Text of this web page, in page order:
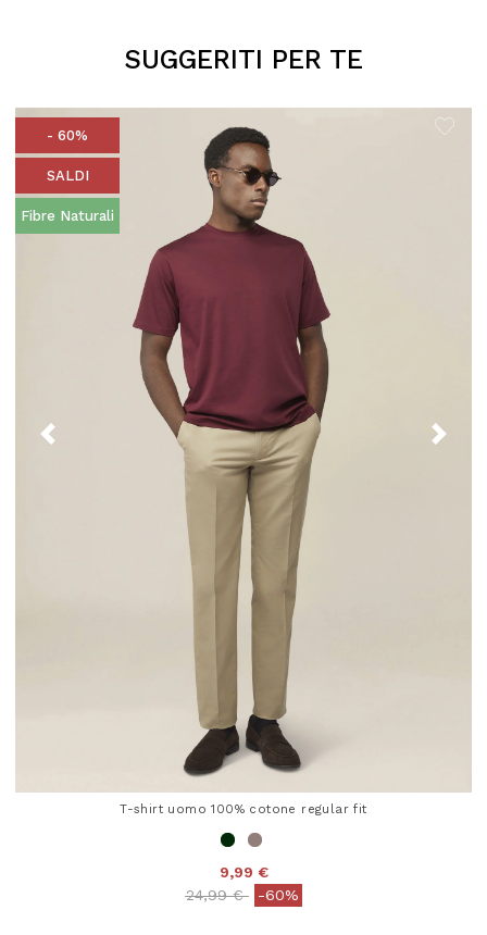
SUGGERITI PER TE
- 60%
SALDI
Fibre Naturali
T-shirt uomo 100% cotone regular fit
9,99 €
Price reduced from
24,99 €to-60%